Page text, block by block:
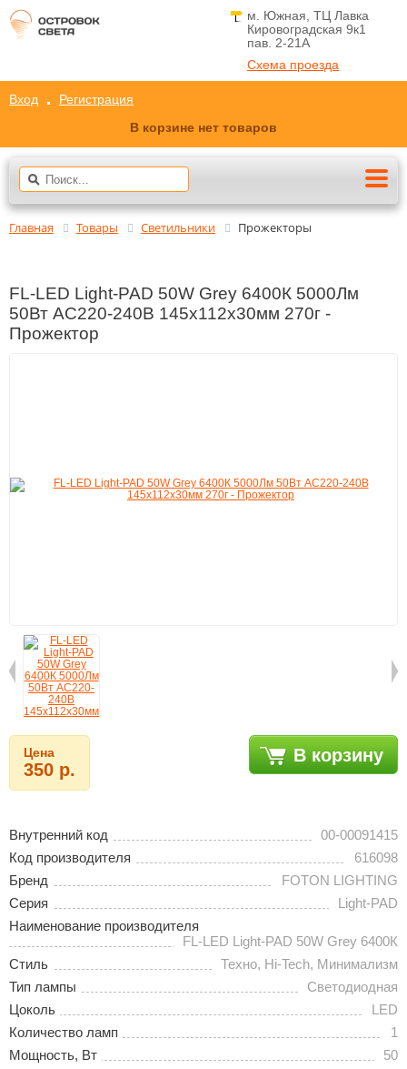
м. Южная, ТЦ Лавка
Кировоградская 9к1
пав. 2-21A
Схема проезда
Вход
Регистрация
В корзине нет товаров
Главная Товары Светильники Прожекторы
FL-LED Light-PAD 50W Grey 6400К 5000Лм
50Вт AC220-240В 145x112x30мм 270г -
Прожектор
Цена
350 р.
В корзину
Внутренний код
00-00091415
Код производителя
616098
Бренд
FOTON LIGHTING
Серия
Light-PAD
Наименование производителя
FL-LED Light-PAD 50W Grey 6400К
Стиль
Техно, Hi-Tech, Минимализм
Тип лампы
Светодиодная
Цоколь
LED
Количество ламп
1
Мощность, Вт
50